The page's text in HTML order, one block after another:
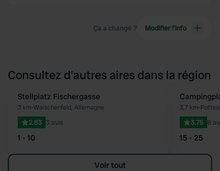
Ça a changé ? Modifier l’info
Consultez d'autres aires dans la région
Préféré
Stellplatz Fischergasse
3 km•Waischenfeld, Allemagne
2.83 3 avis
1 - 10
3,7 km•
3.75 8
15 - 25
Voir tout